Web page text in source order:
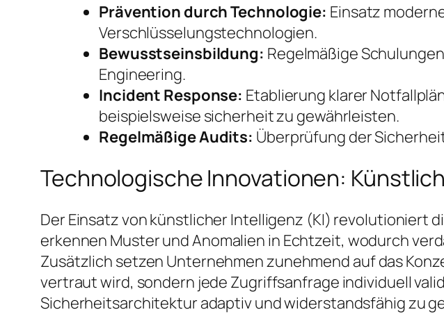
Prävention durch Technologie: Einsatz
Verschlüsselungstechnologien.
Bewusstseinsbildung: Regelmäßige
Engineering.
Incident Response: Etablierung klarer
beispielsweise sicherheit zu gewährleisten.
Regelmäßige Audits: Überprüfung der
Technologische Innovationen:
Der Einsatz von künstlicher Intelligenz (KI) revolutioniert
erkennen Muster und Anomalien in Echtzeit, wodurch
Zusätzlich setzen Unternehmen zunehmend auf das
vertraut wird, sondern jede Zugriffsanfrage individuell
Sicherheitsarchitektur adaptiv und widerstandsfähig zu